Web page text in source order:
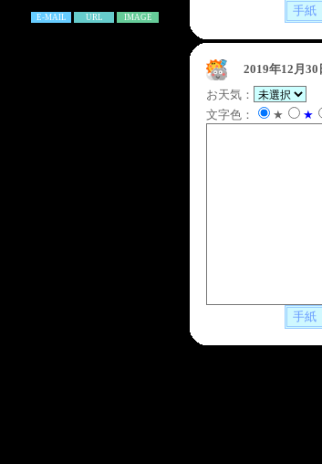
E-MAIL URL IMAGE
2019年12月30
お天気：
文字色：
★ ★